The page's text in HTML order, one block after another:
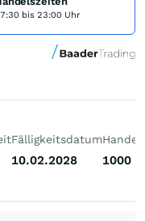
bis 23:00 Uhr
Fälligkeitsdatum
10.02.2028 1000